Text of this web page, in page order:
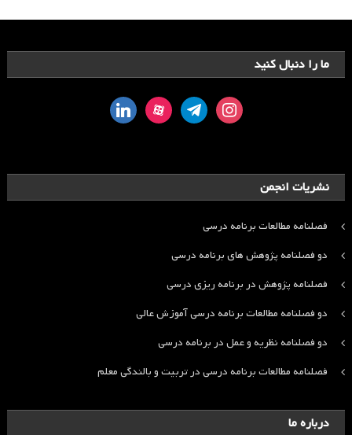
ما را دنبال کنید
instagram
telegram
aparat
linkedin
نشریات انجمن
فصلنامه مطالعات برنامه درسی
دو فصلنامه پژوهش های برنامه درسی
فصلنامه پژوهش در برنامه ریزی درسی
دو فصلنامه مطالعات برنامه درسی آموزش عالی
دو فصلنامه نظریه و عمل در برنامه درسی
فصلنامه مطالعات برنامه درسی در تربیت و بالندگی معلم
درباره ما